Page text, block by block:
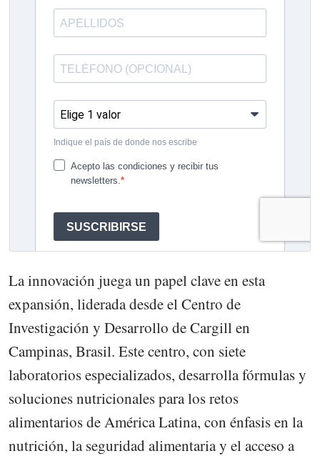
La innovación juega un papel clave en esta
expansión, liderada desde el Centro de
Investigación y Desarrollo de Cargill en
Campinas, Brasil. Este centro, con siete
laboratorios especializados, desarrolla fórmulas y
soluciones nutricionales para los retos
alimentarios de América Latina, con énfasis en la
nutrición, la seguridad alimentaria y el acceso a